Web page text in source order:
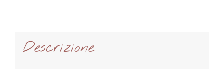
Descrizione